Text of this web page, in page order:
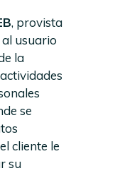
, provista
usuario
la
se
cliente le
su